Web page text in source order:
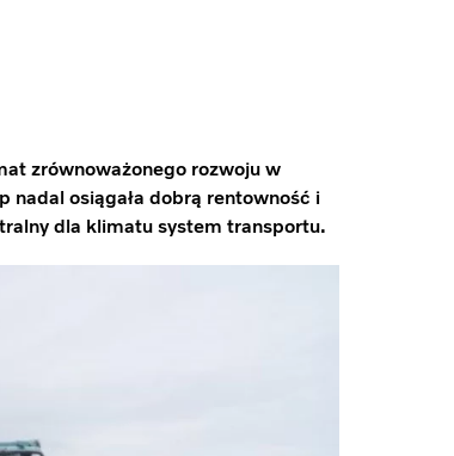
zrównoważonego rozwoju w
nadal osiągała dobrą rentowność i
dla klimatu system transportu.